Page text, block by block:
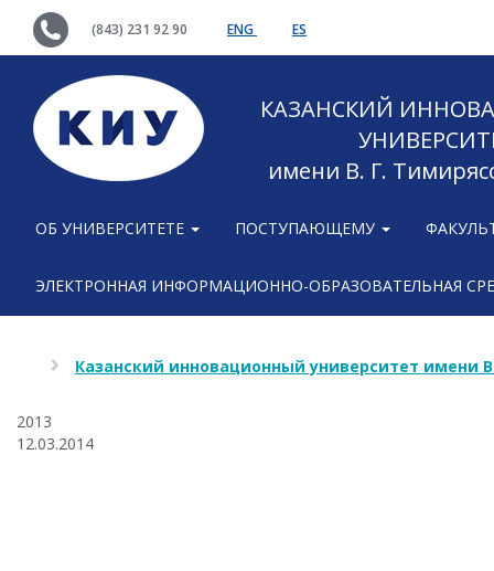
(843) 231 92 90 ENG ES
КАЗАНСКИЙ
имени В. Г.
ОБ УНИВЕРСИТЕТЕ ПОСТУПАЮЩЕМУ
ЭЛЕКТРОННАЯ ИНФОРМАЦИОННО-ОБРАЗОВАТЕЛЬНАЯ
Казанский инновационный университет имени
2013
12.03.2014